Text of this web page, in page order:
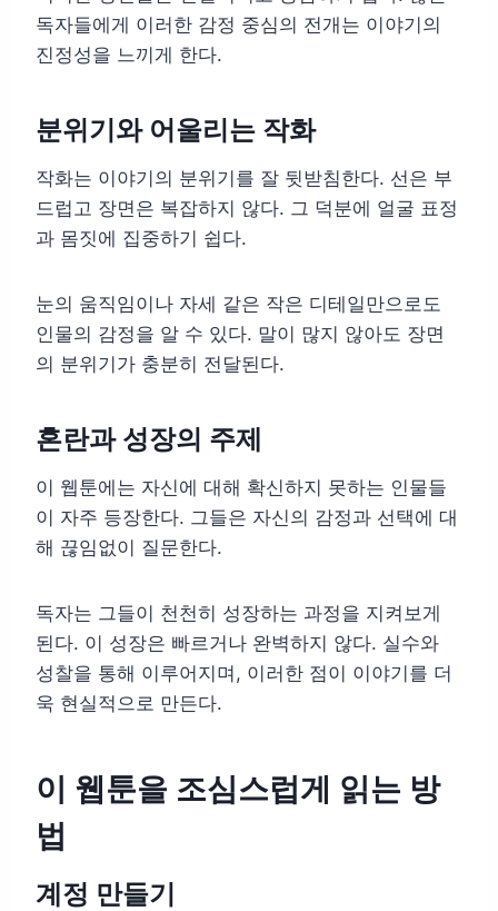
독자들에게 이러한 감정 중심의 전개는 이야기의
진정성을 느끼게 한다.
분위기와 어울리는 작화
작화는 이야기의 분위기를 잘 뒷받침한다. 선은 부
드럽고 장면은 복잡하지 않다. 그 덕분에 얼굴 표정
과 몸짓에 집중하기 쉽다.
눈의 움직임이나 자세 같은 작은 디테일만으로도
인물의 감정을 알 수 있다. 말이 많지 않아도 장면
의 분위기가 충분히 전달된다.
혼란과 성장의 주제
이 웹툰에는 자신에 대해 확신하지 못하는 인물들
이 자주 등장한다. 그들은 자신의 감정과 선택에 대
해 끊임없이 질문한다.
독자는 그들이 천천히 성장하는 과정을 지켜보게
된다. 이 성장은 빠르거나 완벽하지 않다. 실수와
성찰을 통해 이루어지며, 이러한 점이 이야기를 더
욱 현실적으로 만든다.
이 웹툰을 조심스럽게 읽는 방
법
계정 만들기